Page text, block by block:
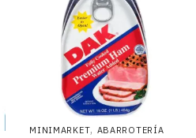
MINIMARKET, ABARROTERÍA